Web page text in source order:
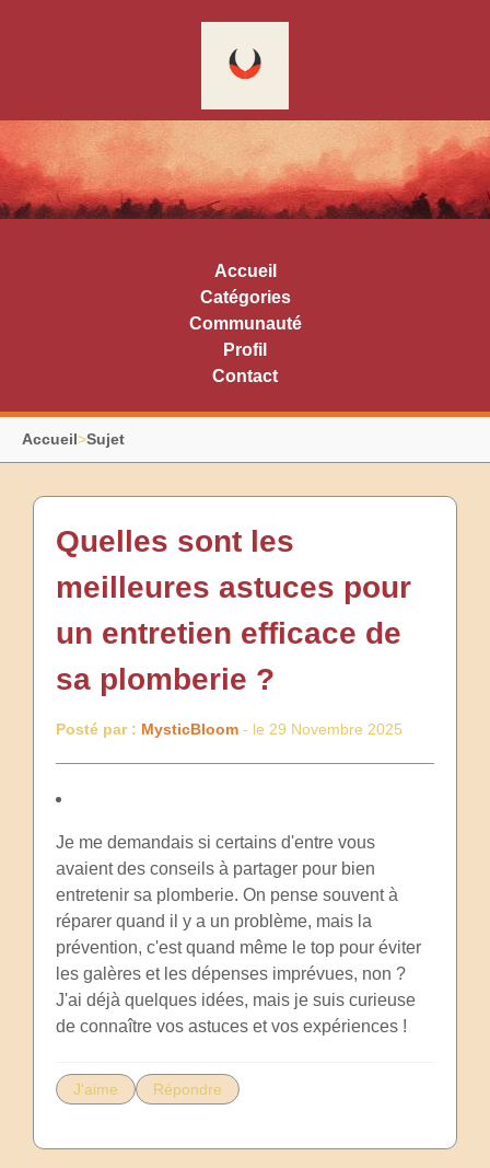
Accueil
Catégories
Communauté
Profil
Contact
Accueil>Sujet
Quelles sont les
meilleures astuces pour
un entretien efficace de
sa plomberie ?
Posté par : MysticBloom - le 29 Novembre 2025
Je me demandais si certains d'entre vous
avaient des conseils à partager pour bien
entretenir sa plomberie. On pense souvent à
réparer quand il y a un problème, mais la
prévention, c'est quand même le top pour éviter
les galères et les dépenses imprévues, non ?
J'ai déjà quelques idées, mais je suis curieuse
de connaître vos astuces et vos expériences !
J'aime Répondre